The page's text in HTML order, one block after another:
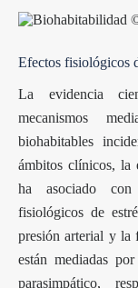
Efectos fisiológicos
La evidencia
mecanismos
biohabitables
ámbitos clínicos, la
ha asociado
fisiológicos de
presión arterial y la
están mediadas
parasimpático,